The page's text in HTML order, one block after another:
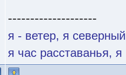
--------------------
я - ветер, я
я час расставанья,